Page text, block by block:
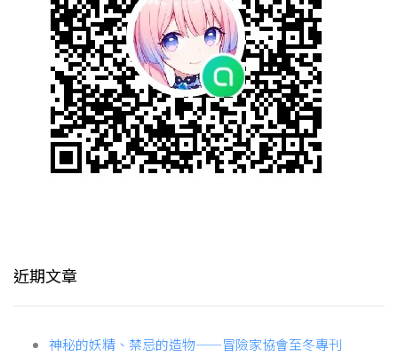
近期文章
神秘的妖精、禁忌的造物——冒險家協會至冬專刊